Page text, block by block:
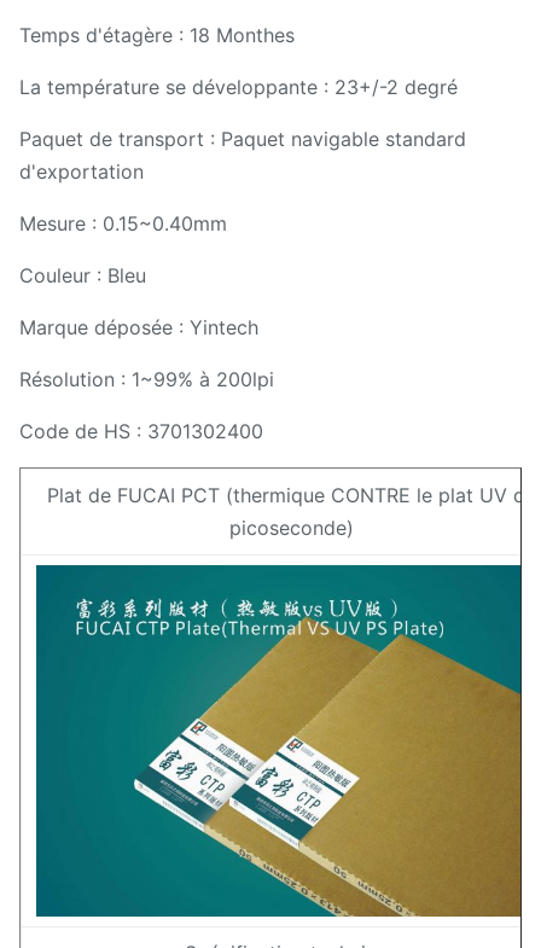
Temps d'étagère : 18 Monthes
La température se développante : 23+/-2 degré
Paquet de transport : Paquet navigable standard
d'exportation
Mesure : 0.15~0.40mm
Couleur : Bleu
Marque déposée : Yintech
Résolution : 1~99% à 200lpi
Code de HS : 3701302400
Plat de FUCAI PCT (thermique CONTRE le plat UV de
picoseconde)